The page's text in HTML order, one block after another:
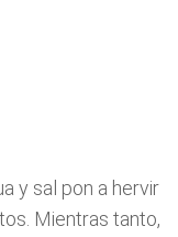
y sal pon a hervir
Mientras tanto,